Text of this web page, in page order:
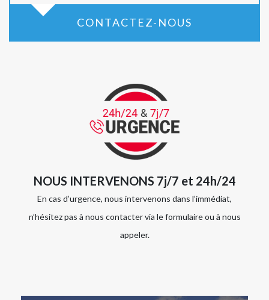
CONTACTEZ-NOUS
NOUS INTERVENONS 7j/7 et 24h/24
En cas d’urgence, nous intervenons dans l’immédiat,
n’hésitez pas à nous contacter via le formulaire ou à nous
appeler.